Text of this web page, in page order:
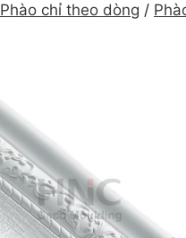
Phào chỉ theo dòng /